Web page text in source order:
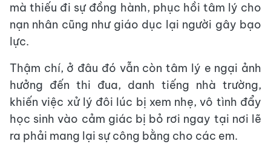
mà thiếu đi sự đồng hành, phục hồi tâm lý cho
nạn nhân cũng như giáo dục lại người gây bạo
lực.
Thậm chí, ở đâu đó vẫn còn tâm lý e ngại ảnh
hưởng đến thi đua, danh tiếng nhà trường,
khiến việc xử lý đôi lúc bị xem nhẹ, vô tình đẩy
học sinh vào cảm giác bị bỏ rơi ngay tại nơi lẽ
ra phải mang lại sự công bằng cho các em.